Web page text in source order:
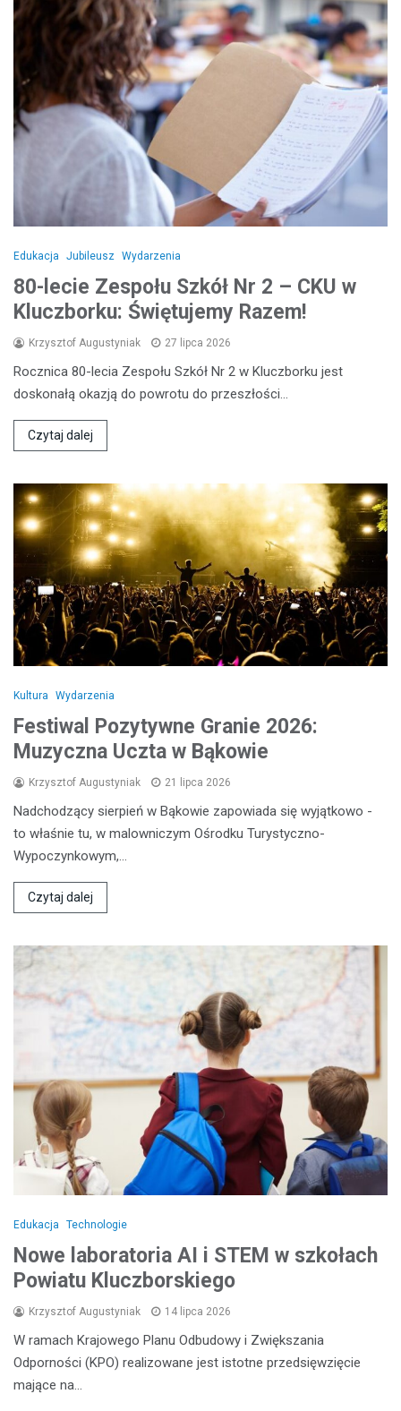
Edukacja Jubileusz Wydarzenia
80-lecie Zespołu Szkół Nr 2 – CKU w
Kluczborku: Świętujemy Razem!
Krzysztof Augustyniak 27 lipca 2026
Rocznica 80-lecia Zespołu Szkół Nr 2 w Kluczborku jest
doskonałą okazją do powrotu do przeszłości…
Czytaj dalej
Kultura Wydarzenia
Festiwal Pozytywne Granie 2026:
Muzyczna Uczta w Bąkowie
Krzysztof Augustyniak 21 lipca 2026
Nadchodzący sierpień w Bąkowie zapowiada się wyjątkowo -
to właśnie tu, w malowniczym Ośrodku Turystyczno-
Wypoczynkowym,…
Czytaj dalej
Edukacja Technologie
Nowe laboratoria AI i STEM w szkołach
Powiatu Kluczborskiego
Krzysztof Augustyniak 14 lipca 2026
W ramach Krajowego Planu Odbudowy i Zwiększania
Odporności (KPO) realizowane jest istotne przedsięwzięcie
mające na…